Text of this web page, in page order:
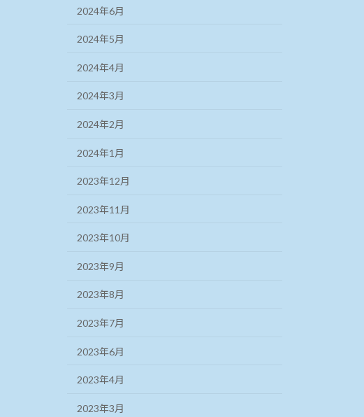
2024年6月
2024年5月
2024年4月
2024年3月
2024年2月
2024年1月
2023年12月
2023年11月
2023年10月
2023年9月
2023年8月
2023年7月
2023年6月
2023年4月
2023年3月